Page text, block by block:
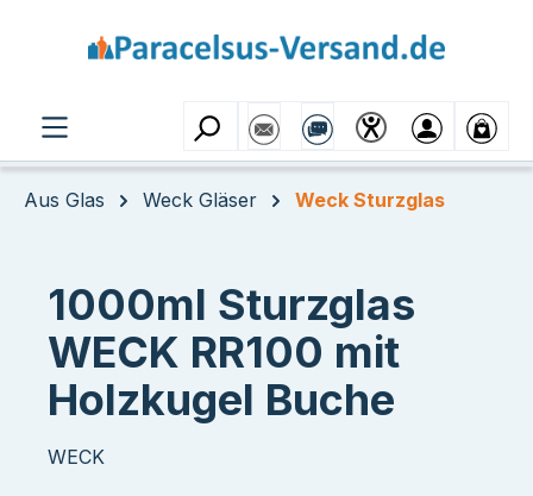
Aus Glas Weck Gläser Weck Sturzglas
1000ml Sturzglas
WECK RR100 mit
Holzkugel Buche
WECK